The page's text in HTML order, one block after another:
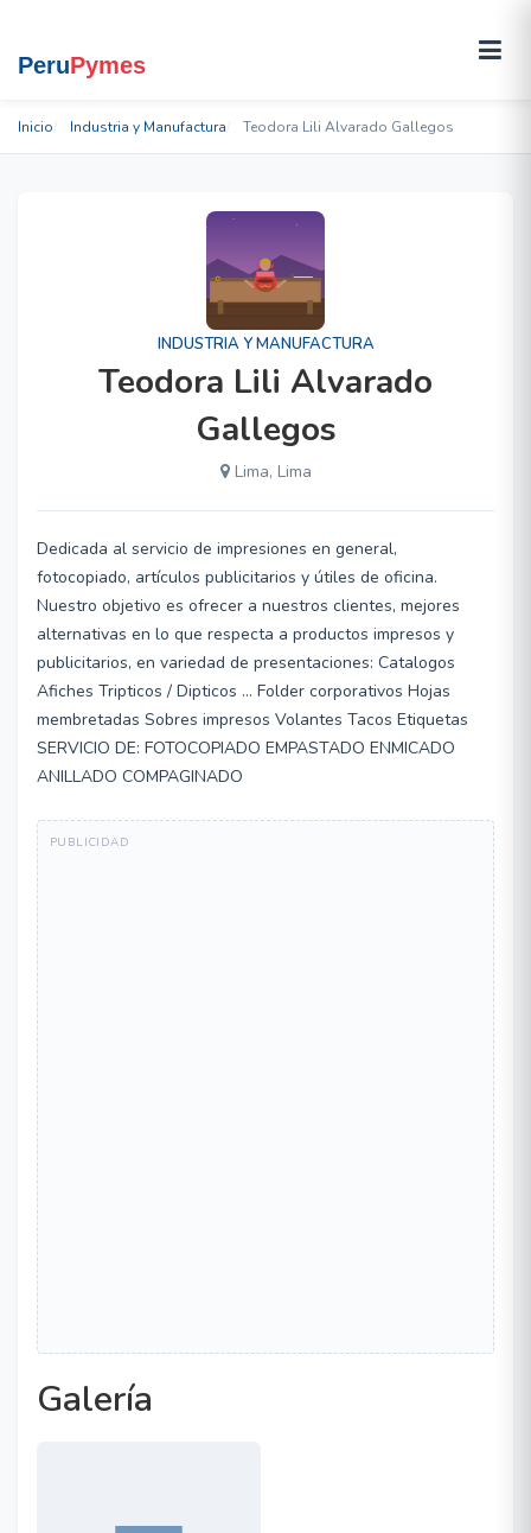
Inicio Industria y Manufactura Teodora Lili Alvarado Gallegos
INDUSTRIA Y MANUFACTURA
Teodora Lili Alvarado
Gallegos
Lima, Lima
Dedicada al servicio de impresiones en general,
fotocopiado, artículos publicitarios y útiles de oficina.
Nuestro objetivo es ofrecer a nuestros clientes, mejores
alternativas en lo que respecta a productos impresos y
publicitarios, en variedad de presentaciones: Catalogos
Afiches Tripticos / Dipticos ... Folder corporativos Hojas
membretadas Sobres impresos Volantes Tacos Etiquetas
SERVICIO DE: FOTOCOPIADO EMPASTADO ENMICADO
ANILLADO COMPAGINADO
Galería